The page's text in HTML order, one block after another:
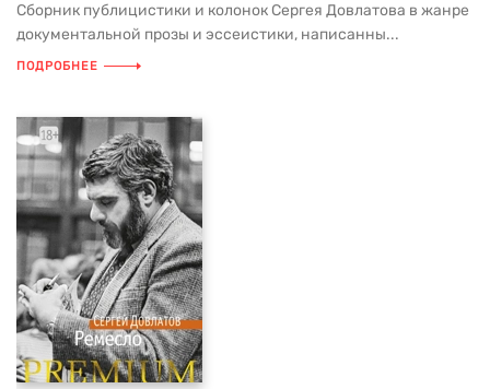
Сборник публицистики и колонок Сергея Довлатова в жанре
документальной прозы и эссеистики, написанны...
ПОДРОБНЕЕ